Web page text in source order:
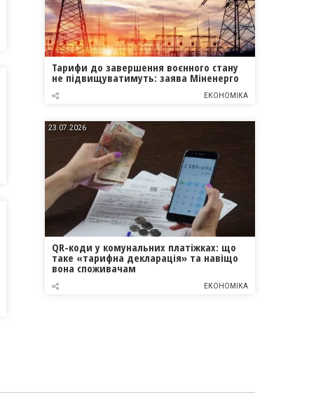
Тарифи до завершення воєнного стану
не підвищуватимуть: заява Міненерго
ЕКОНОМІКА
23.07.2026
QR-коди у комунальних платіжках: що
таке «тарифна декларація» та навіщо
вона споживачам
ЕКОНОМІКА